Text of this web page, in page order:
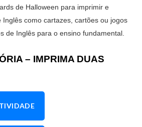
de Halloween para imprimir e
como cartazes, cartões ou jogos
de Inglês para o ensino fundamental.
– IMPRIMA DUAS